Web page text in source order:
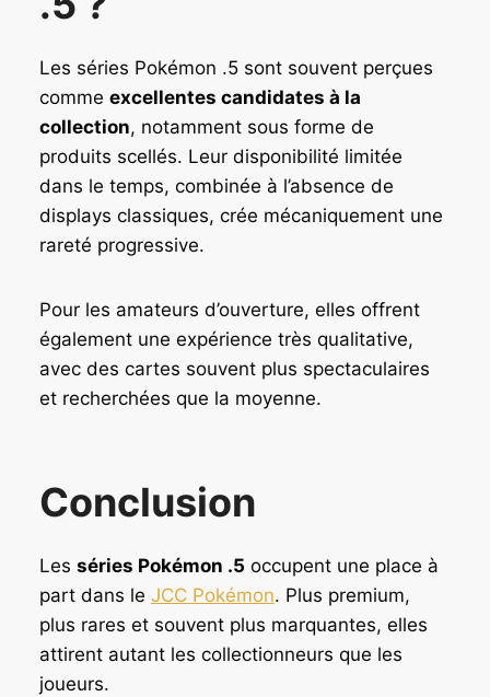
Les séries Pokémon .5 sont souvent perçues
comme excellentes candidates à la
collection, notamment sous forme de
produits scellés. Leur disponibilité limitée
dans le temps, combinée à l’absence de
displays classiques, crée mécaniquement une
rareté progressive.
Pour les amateurs d’ouverture, elles offrent
également une expérience très qualitative,
avec des cartes souvent plus spectaculaires
et recherchées que la moyenne.
Conclusion
Les séries Pokémon .5 occupent une place à
part dans le JCC Pokémon. Plus premium,
plus rares et souvent plus marquantes, elles
attirent autant les collectionneurs que les
joueurs.